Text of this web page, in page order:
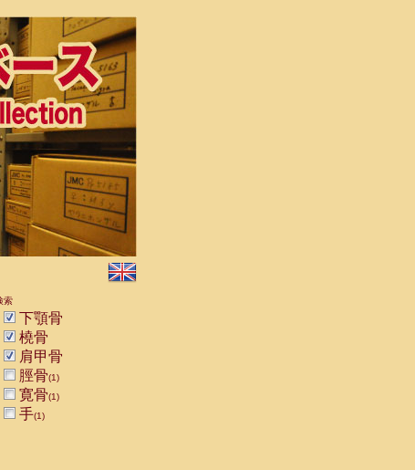
索
下顎骨
橈骨
肩甲骨
脛骨(1)
寛骨(1)
手(1)